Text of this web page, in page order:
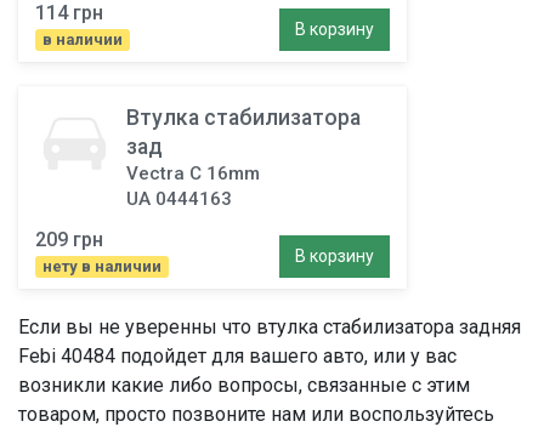
114 грн
в наличии
В корзину
Втулка стабилизатора
зад
Vectra C 16mm
UA 0444163
209 грн
нету в наличии
В корзину
Если вы не уверенны что втулка стабилизатора задняя
Febi 40484 подойдет для вашего авто, или у вас
возникли какие либо вопросы, связанные с этим
товаром, просто позвоните нам или воспользуйтесь